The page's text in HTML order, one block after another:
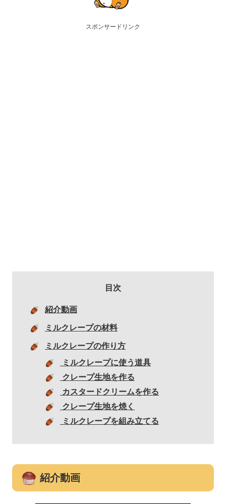
スポンサードリンク
目次
紹介動画
ミルクレープの材料
ミルクレープの作り方
ミルクレープに使う道具
クレープ生地を作る
カスタードクリームを作る
クレープ生地を焼く
ミルクレープを組み立てる
紹介動画